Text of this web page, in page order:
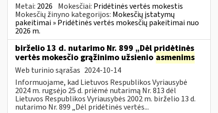
Metai: 2026 Mokesčiai: Pridėtinės vertės mokestis
Mokesčių žinyno kategorijos: Mokesčių įstatymų
pakeitimai » Pridėtinės vertės mokesčių pakeitimai nuo
2026 m.
birželio 13 d. nutarimo Nr. 899 „Dėl pridėtinės
vertės mokesčio grąžinimo užsienio asmenims
Web turinio sąrašas 2024-10-14
Informuojame, kad Lietuvos Respublikos Vyriausybė
2024 m. rugsėjo 25 d. priėmė nutarimą Nr. 813 dėl
Lietuvos Respublikos Vyriausybės 2002 m. birželio 13 d.
nutarimo Nr. 899 „Dėl pridėtinės vertės...